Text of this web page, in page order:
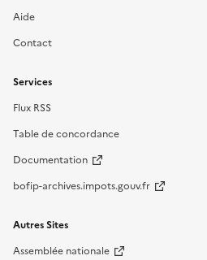
Aide
Contact
Services
Flux RSS
Table de concordance
Documentation
bofip-archives.impots.gouv.fr
Autres Sites
Assemblée nationale